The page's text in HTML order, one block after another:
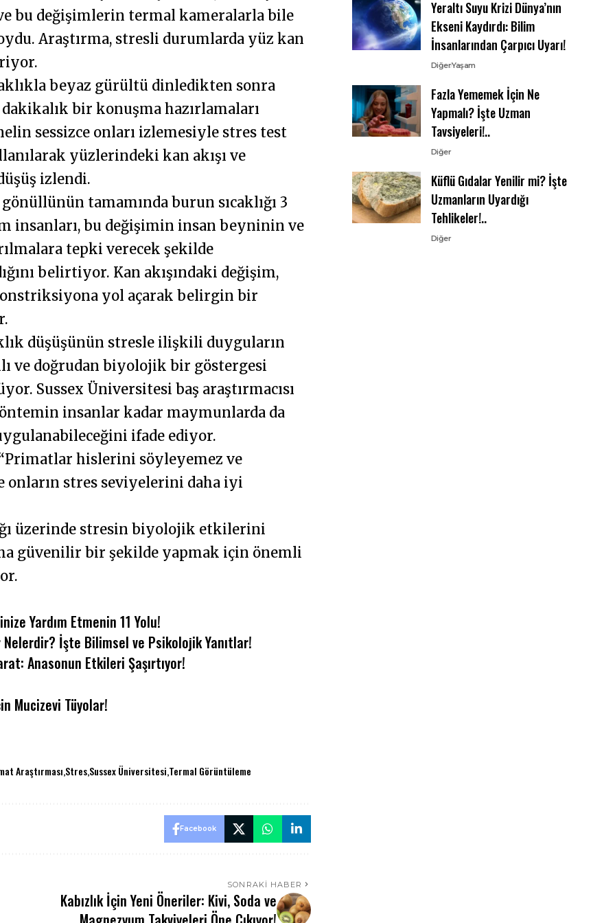
bu değişimlerin termal kameralarla bile
Araştırma, stresli durumlarda yüz kan
beyaz gürültü dinledikten sonra
bir konuşma hazırlamaları
sessizce onları izlemesiyle stres test
yüzlerindeki kan akışı ve
izlendi.
tamamında burun sıcaklığı 3
insanları, bu değişimin insan beyninin ve
tepki verecek şekilde
belirtiyor. Kan akışındaki değişim,
yol açarak belirgin bir
düşüşünün stresle ilişkili duyguların
ve doğrudan biyolojik bir göstergesi
Sussex Üniversitesi baş araştırmacısı
insanlar kadar maymunlarda da
ifade ediyor.
hislerini söyleyemez ve
onların stres seviyelerini daha iyi
üzerinde stresin biyolojik etkilerini
güvenilir bir şekilde yapmak için önemli
Yardım Etmenin 11 Yolu!
Nelerdir? İşte Bilimsel ve Psikolojik Yanıtlar!
Anasonun Etkileri Şaşırtıyor!
Mucizevi Tüyolar!
Araştırması StresSussex Üniversitesi Termal Görüntüleme
Facebook
SONRAKI HABER
Kabızlık İçin Yeni Öneriler: Kivi, Soda ve
Yeraltı Suyu Krizi Dünya’nın
Ekseni Kaydırdı: Bilim
İnsanlarından Çarpıcı Uyarı!
DiğerYaşam
Fazla Yememek İçin Ne
Yapmalı? İşte Uzman
Tavsiyeleri!..
Diğer
Küflü Gıdalar Yenilir mi? İşte
Uzmanların Uyardığı
Tehlikeler!..
Diğer